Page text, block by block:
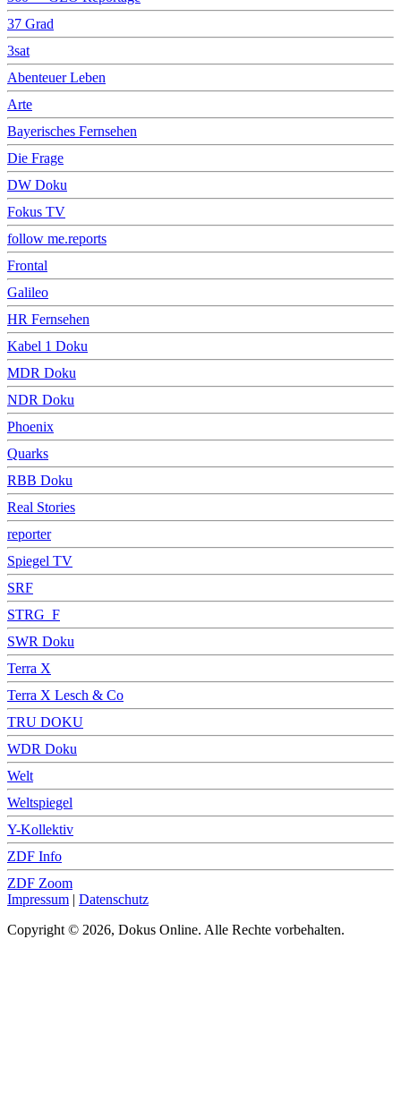
37 Grad
3sat
Abenteuer Leben
Arte
Bayerisches Fernsehen
Die Frage
DW Doku
Fokus TV
follow me.reports
Frontal
Galileo
HR Fernsehen
Kabel 1 Doku
MDR Doku
NDR Doku
Phoenix
Quarks
RBB Doku
Real Stories
reporter
Spiegel TV
SRF
STRG_F
SWR Doku
Terra X
Terra X Lesch & Co
TRU DOKU
WDR Doku
Welt
Weltspiegel
Y-Kollektiv
ZDF Info
ZDF Zoom
Impressum | Datenschutz
Copyright © 2026, Dokus Online. Alle Rechte vorbehalten.